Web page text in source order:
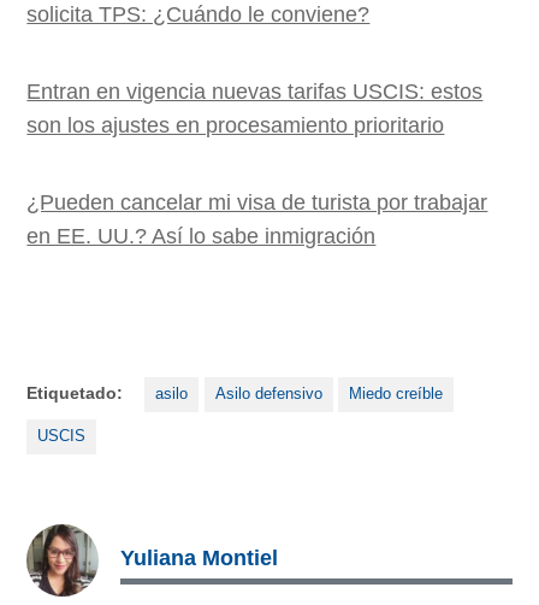
solicita TPS: ¿Cuándo le conviene?
Entran en vigencia nuevas tarifas USCIS: estos
son los ajustes en procesamiento prioritario
¿Pueden cancelar mi visa de turista por trabajar
en EE. UU.? Así lo sabe inmigración
Etiquetado: asilo Asilo defensivo Miedo creíble
USCIS
Yuliana Montiel